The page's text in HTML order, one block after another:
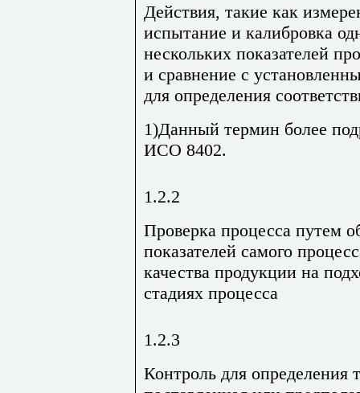
Действия, такие как
испытание и калибровка
нескольких показателей
и сравнение с
для определения
1)Данный термин более
ИСО 8402.
1.2.2
Проверка процесса путем
показателей самого
качества продукции на
стадиях процесса
1.2.3
Контроль для определения